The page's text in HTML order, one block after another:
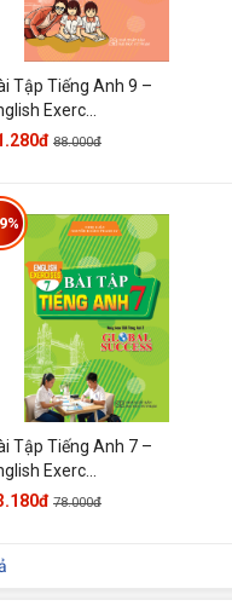
Tập Tiếng Anh 9 –
Exerc...
88.000đ
Tập Tiếng Anh 7 –
Exerc...
78.000đ